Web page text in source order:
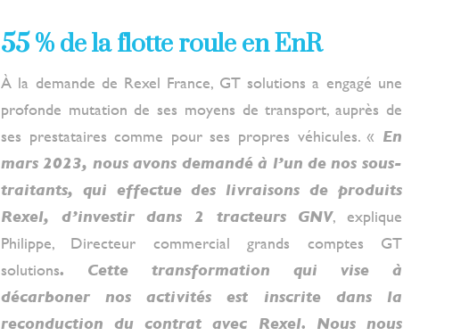
55 % de la flotte roule en EnR
À la demande de Rexel France, GT solutions a engagé une
profonde mutation de ses moyens de transport, auprès de
ses prestataires comme pour ses propres véhicules. « En
mars 2023, nous avons demandé à l’un de nos sous-
traitants, qui effectue des livraisons de produits
Rexel, d’investir dans 2 tracteurs GNV, explique
Philippe, Directeur commercial grands comptes GT
solutions. Cette transformation qui vise à
décarboner nos activités est inscrite dans la
reconduction du contrat avec Rexel. Nous nous